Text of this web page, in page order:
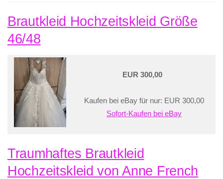
Brautkleid Hochzeitskleid Größe
46/48
EUR 300,00
Kaufen bei eBay für nur: EUR 300,00
Sofort-Kaufen bei eBay
Traumhaftes Brautkleid
Hochzeitskleid von Anne French